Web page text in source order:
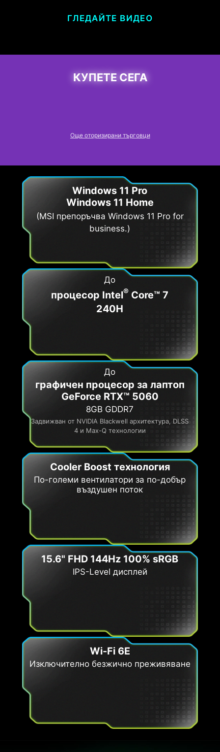
ГЛЕДАЙТЕ ВИДЕО
КУПЕТЕ СЕГА
Още оторизирани търговци
Windows 11 Pro
Windows 11 Home
(MSI препоръчва Windows 11 Pro for
business.)
До
процесор Intel® Core™ 7
240H
До
графичен процесор за лаптоп
GeForce RTX™ 5060
8GB GDDR7
Задвижван от NVIDIA Blackwell архитектура, DLSS
4 и Max-Q технологии
Cooler Boost технология
По-големи вентилатори за по-добър
въздушен поток
15.6" FHD 144Hz 100% sRGB
IPS-Level дисплей
Wi-Fi 6E
Изключително безжично преживяване